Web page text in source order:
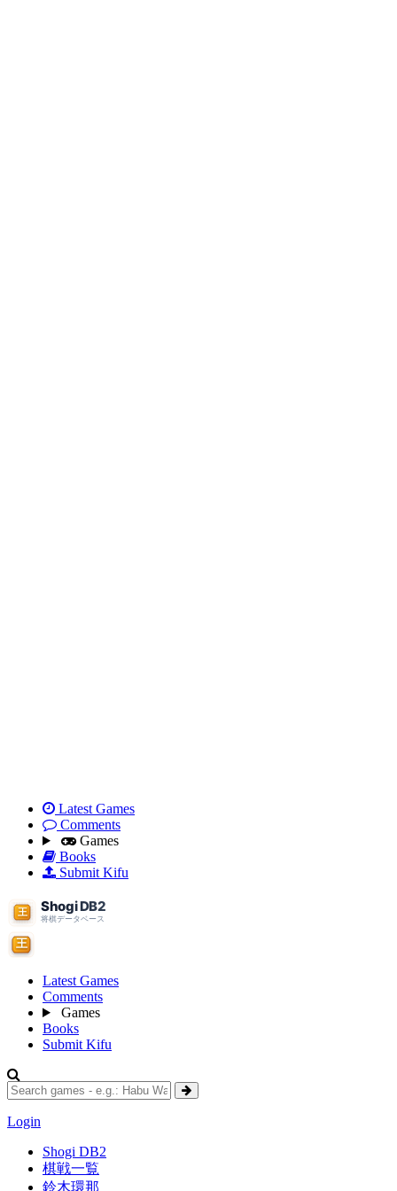
Latest Games
Comments
Games
Books
Submit Kifu
Latest Games
Comments
Games
Books
Submit Kifu
Login
Shogi DB2
棋戦一覧
鈴木環那